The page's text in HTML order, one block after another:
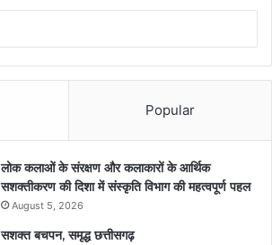
Popular
लोक कलाओं के संरक्षण और कलाकारों के आर्थिक
सशक्तीकरण की दिशा में संस्कृति विभाग की महत्वपूर्ण पहल
August 5, 2026
सशक्त बचपन, समृद्ध छत्तीसगढ़